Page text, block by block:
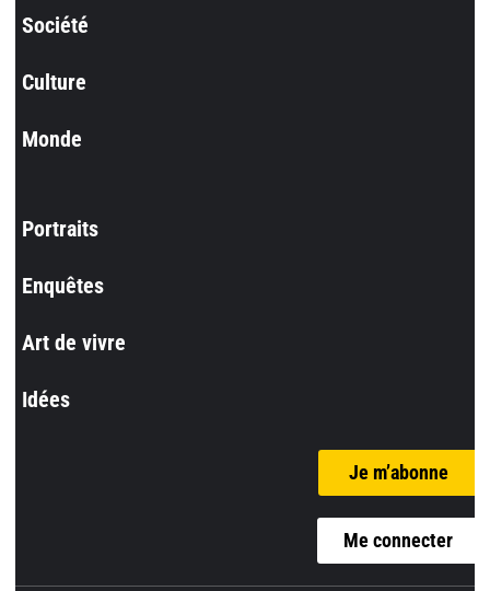
Société
Culture
Monde
Portraits
Enquêtes
Art de vivre
Idées
Je m’abonne
Me connecter